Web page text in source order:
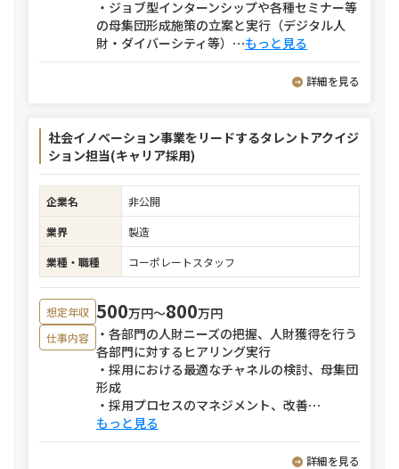
・ジョブ型インターンシップや各種セミナー等
の母集団形成施策の立案と実行（デジタル人
財・ダイバーシティ等） ⋯もっと見る
詳細を見る
社会イノベーション事業をリードするタレントアクイジ
ション担当(キャリア採用)
企業名
非公開
業界
製造
業種・職種
コーポレートスタッフ
想定年収 500万円〜800万円
仕事内容
・各部門の人財ニーズの把握、人財獲得を行う
各部門に対するヒアリング実行
・採用における最適なチャネルの検討、母集団
形成
・採用プロセスのマネジメント、改善⋯
もっと見る
詳細を見る